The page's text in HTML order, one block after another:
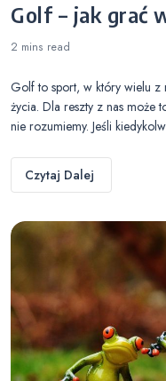
Golf – jak grać
2 mins read
Golf to sport, w który wielu z
życia. Dla reszty z nas może
nie rozumiemy. Jeśli
Czytaj Dalej